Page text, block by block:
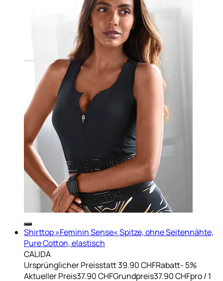
Shirttop »Feminin Sense« Spitze, ohne Seitennähte,
Pure Cotton, elastisch
CALIDA
Ursprünglicher Preisstatt 39.90 CHFRabatt- 5%
Aktueller Preis37.90 CHFGrundpreis37.90 CHFpro/ 1